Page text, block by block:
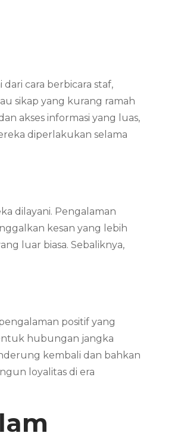
cara berbicara staf,
sikap yang kurang ramah
akses informasi yang luas,
diperlakukan selama
dilayani. Pengalaman
kesan yang lebih
luar biasa. Sebaliknya,
positif yang
hubungan jangka
kembali dan bahkan
loyalitas di era